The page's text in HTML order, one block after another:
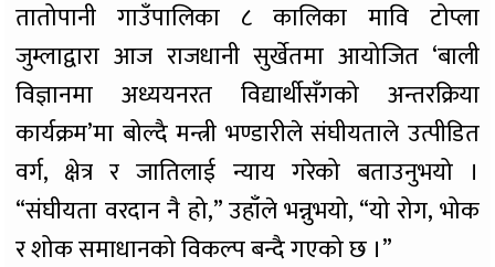
तातोपानी गाउँपालिका ८ कालिका मावि टोप्ला
जुम्लाद्वारा आज राजधानी सुर्खेतमा आयोजित ‘बाली
विज्ञानमा अध्ययनरत विद्यार्थीसँगको अन्तरक्रिया
कार्यक्रम’मा बोल्दै मन्त्री भण्डारीले संघीयताले उत्पीडित
वर्ग, क्षेत्र र जातिलाई न्याय गरेको बताउनुभयो ।
“संघीयता वरदान नै हो,” उहाँले भन्नुभयो, “यो रोग, भोक
र शोक समाधानको विकल्प बन्दै गएको छ ।”